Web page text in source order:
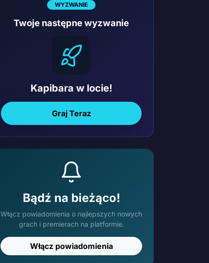
WYZWANIE
Twoje następne wyzwanie
Kapibara w locie!
Graj Teraz
Bądź na bieżąco!
Włącz powiadomienia o najlepszych nowych
grach i premierach na platformie.
Włącz powiadomienia